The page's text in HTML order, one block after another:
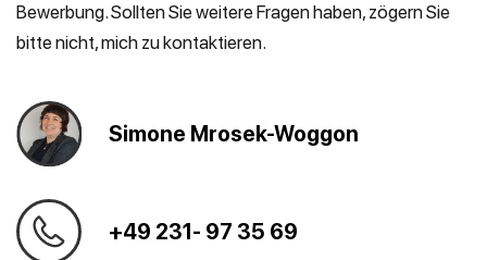
Bewerbung. Sollten Sie weitere Fragen haben, zögern Sie
bitte nicht, mich zu kontaktieren.
Simone Mrosek-Woggon
+49 231- 97 35 69